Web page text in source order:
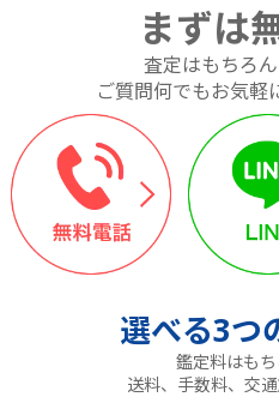
まずは
査定はもちろん
ご質問何でもお気軽
選べる3つ
鑑定料はも
送料、手数料、交